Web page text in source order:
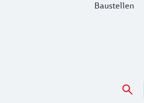
Baustellen